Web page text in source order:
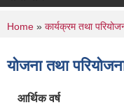
You are here
Home » कार्यक्रम तथा
योजना तथा
आर्थिक वर्ष